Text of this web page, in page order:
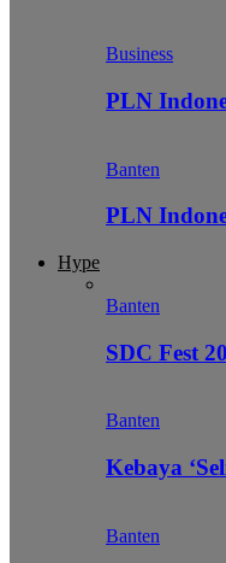
Business
PLN
Banten
PLN
Hype
Banten
SDC Fest
Banten
Kebaya
Banten